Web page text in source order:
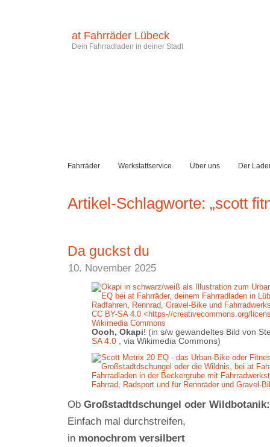
at Fahrräder Lübeck
Dein Fahrradladen in deiner Stadt
Fahrräder Werkstattservice Über uns Der
Artikel-Schlagworte: „scott
Da guckst du
10. November 2025
Oooh, Okapi! (in s/w gewandeltes Bild von
SA 4.0 , via Wikimedia Commons)
Ob Großstadtdschungel oder Wildbotanik:
Einfach mal durchstreifen,
in monochrom versilbert